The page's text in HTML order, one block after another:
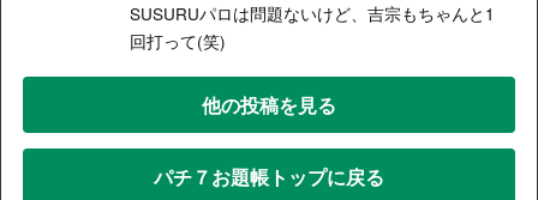
SUSURUパロは問題ないけど、吉宗もちゃんと1
回打って(笑)
他の投稿を見る
パチ７お題帳トップに戻る